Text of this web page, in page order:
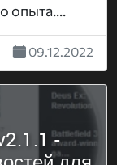
опыта....
09.12.2022
-